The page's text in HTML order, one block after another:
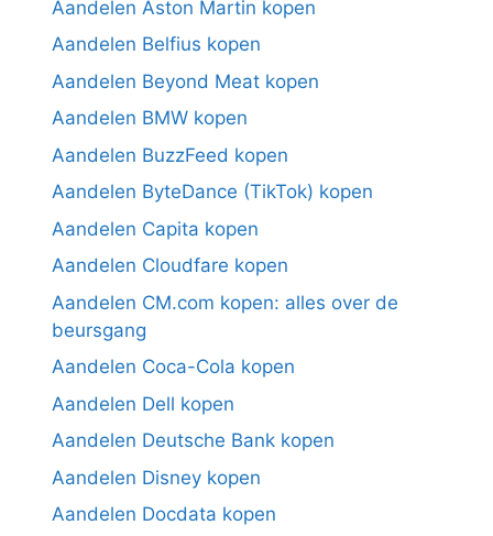
Aandelen Aston Martin kopen
Aandelen Belfius kopen
Aandelen Beyond Meat kopen
Aandelen BMW kopen
Aandelen BuzzFeed kopen
Aandelen ByteDance (TikTok) kopen
Aandelen Capita kopen
Aandelen Cloudfare kopen
Aandelen CM.com kopen: alles over de
beursgang
Aandelen Coca-Cola kopen
Aandelen Dell kopen
Aandelen Deutsche Bank kopen
Aandelen Disney kopen
Aandelen Docdata kopen